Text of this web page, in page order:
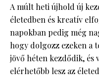
A múlt heti újhold új
életedben és kreatív
napokban pedig még
hogy dolgozz ezeken a
jövő héten kezdődik, és
elérhetőbb lesz az